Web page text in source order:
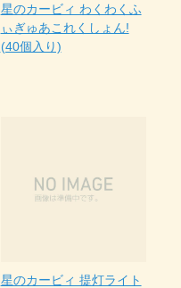
星のカービィ わくわくふ
ぃぎゅあこれくしょん!
(40個入り)
星のカービィ 提灯ライト